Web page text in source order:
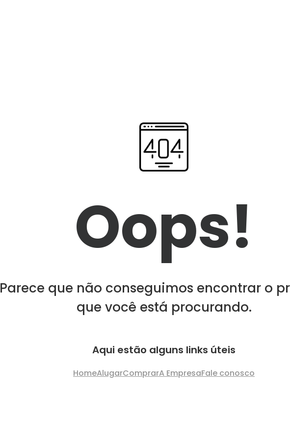
Oops!
Parece que não conseguimos encontrar o
que você está procurando.
Aqui estão alguns links úteis
HomeAlugarComprarA EmpresaFale conosco